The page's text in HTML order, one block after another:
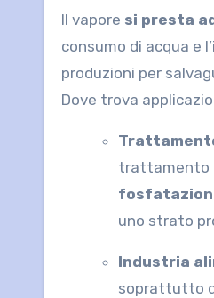
Il vapore si presta
consumo di acqua e
produzioni per
Dove trova
trattamento
uno strato
Industria
soprattutto